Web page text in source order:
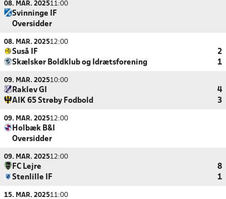
08. MAR. 202511:00
Svinninge IF
Oversidder
08. MAR. 202512:00
Suså IF
2
Skælskør Boldklub og Idrætsforening
1
09. MAR. 202510:00
Raklev GI
4
AIK 65 Strøby Fodbold
3
09. MAR. 202512:00
Holbæk B&I
Oversidder
09. MAR. 202512:00
FC Lejre
8
Stenlille IF
1
15. MAR. 202511:00